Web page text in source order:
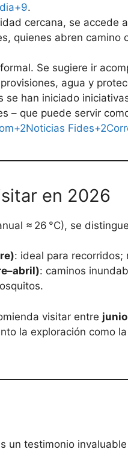
.
cercana, se accede
quienes abren camino
Se sugiere ir
agua y
se han iniciado
– que puede servir
en 2026
≈ 26 °C), se
: ideal para recorridos;
: caminos
visitar entre
la exploración como
un testimonio